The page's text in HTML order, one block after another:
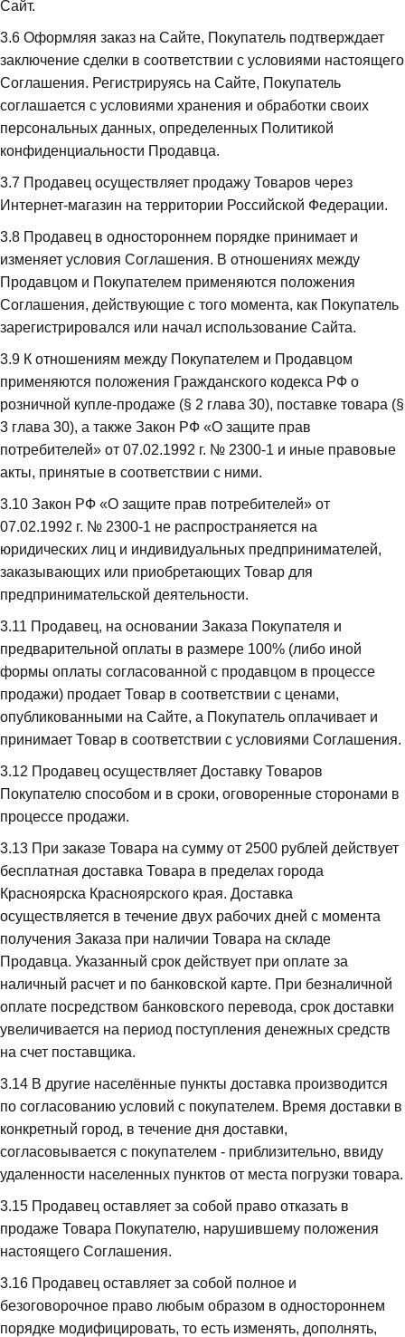
Сайт.
3.6 Оформляя заказ на Сайте, Покупатель подтверждает
заключение сделки в соответствии с условиями настоящего
Соглашения. Регистрируясь на Сайте, Покупатель
соглашается с условиями хранения и обработки своих
персональных данных, определенных Политикой
конфиденциальности Продавца.
3.7 Продавец осуществляет продажу Товаров через
Интернет-магазин на территории Российской Федерации.
3.8 Продавец в одностороннем порядке принимает и
изменяет условия Соглашения. В отношениях между
Продавцом и Покупателем применяются положения
Соглашения, действующие с того момента, как Покупатель
зарегистрировался или начал использование Сайта.
3.9 К отношениям между Покупателем и Продавцом
применяются положения Гражданского кодекса РФ о
розничной купле-продаже (§ 2 глава 30), поставке товара (§
3 глава 30), а также Закон РФ «О защите прав
потребителей» от 07.02.1992 г. № 2300-1 и иные правовые
акты, принятые в соответствии с ними.
3.10 Закон РФ «О защите прав потребителей» от
07.02.1992 г. № 2300-1 не распространяется на
юридических лиц и индивидуальных предпринимателей,
заказывающих или приобретающих Товар для
предпринимательской деятельности.
3.11 Продавец, на основании Заказа Покупателя и
предварительной оплаты в размере 100% (либо иной
формы оплаты согласованной с продавцом в процессе
продажи) продает Товар в соответствии с ценами,
опубликованными на Сайте, а Покупатель оплачивает и
принимает Товар в соответствии с условиями Соглашения.
3.12 Продавец осуществляет Доставку Товаров
Покупателю способом и в сроки, оговоренные сторонами в
процессе продажи.
3.13 При заказе Товара на сумму от 2500 рублей действует
бесплатная доставка Товара в пределах города
Красноярска Красноярского края. Доставка
осуществляется в течение двух рабочих дней с момента
получения Заказа при наличии Товара на складе
Продавца. Указанный срок действует при оплате за
наличный расчет и по банковской карте. При безналичной
оплате посредством банковского перевода, срок доставки
увеличивается на период поступления денежных средств
на счет поставщика.
3.14 В другие населённые пункты доставка производится
по согласованию условий с покупателем. Время доставки в
конкретный город, в течение дня доставки,
согласовывается с покупателем - приблизительно, ввиду
удаленности населенных пунктов от места погрузки товара.
3.15 Продавец оставляет за собой право отказать в
продаже Товара Покупателю, нарушившему положения
настоящего Соглашения.
3.16 Продавец оставляет за собой полное и
безоговорочное право любым образом в одностороннем
порядке модифицировать, то есть изменять, дополнять,